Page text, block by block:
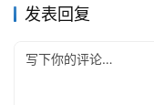
发表回复